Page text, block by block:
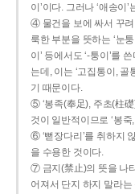
이’이다. 그러나 ‘애송이
④ 물건을 보에 싸서 꾸려
룩한 부분을 뜻하는 ‘눈
이’ 등에서도 ‘-퉁이’를
는데, 이는 ‘고집통이, 골
기 때문이다.
⑤ ‘봉족(奉足), 주초(柱
것이 일반적이므로 ‘봉
⑥ ‘뻗장다리’를 취하지
을 수용한 것이다.
⑦ 금지(禁止)의 뜻을 나
어져서 단지 하지 말라